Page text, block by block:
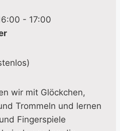
- 17:00
wir mit Glöckchen,
Trommeln und lernen
Fingerspiele